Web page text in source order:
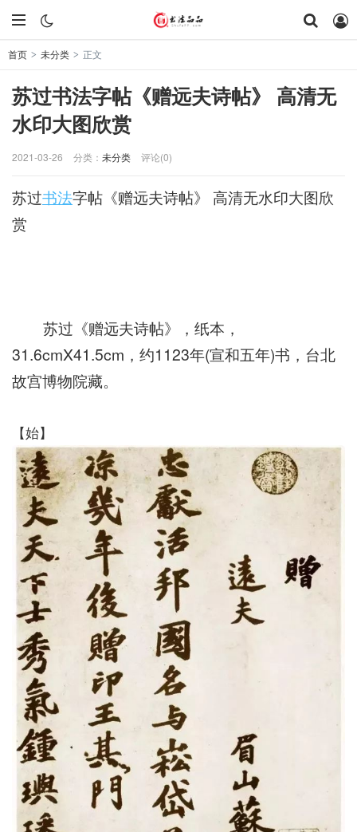
首页 > 未分类 > 正文
苏过书法字帖《赠远夫诗帖》 高清无
水印大图欣赏
2021-03-26 分类： 未分类 评论(0)
苏过书法字帖《赠远夫诗帖》 高清无水印大图欣
赏
苏过《赠远夫诗帖》，纸本，
31.6cmX41.5cm，约1123年(宣和五年)书，台北
故宫博物院藏。
【始】